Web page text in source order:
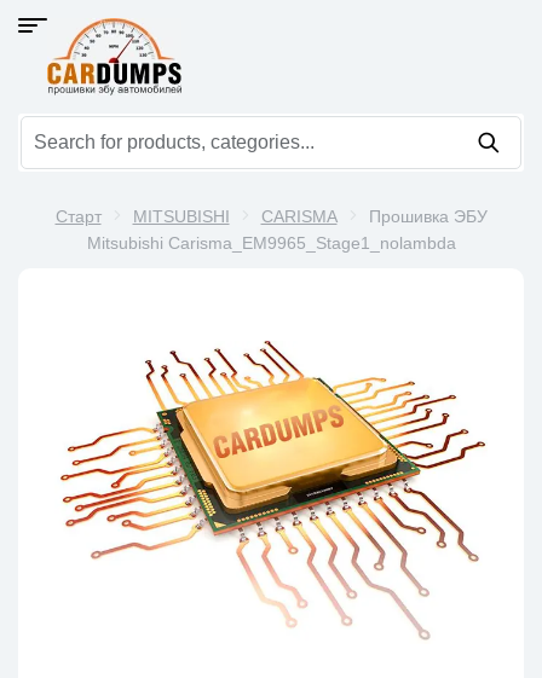
Старт MITSUBISHI CARISMA
Прошивка ЭБУ
Mitsubishi Carisma_EM9965_Stage1_nolambda